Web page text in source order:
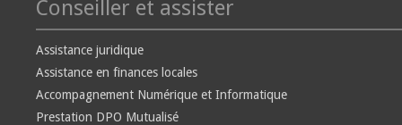
Conseiller et assister
Assistance juridique
Assistance en finances locales
Accompagnement Numérique et Informatique
Prestation DPO Mutualisé